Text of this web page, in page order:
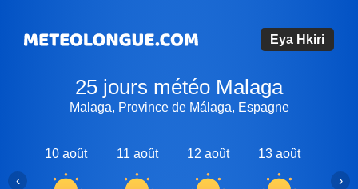
Eya Hkiri
25 jours météo Malaga
Malaga, Province de Málaga, Espagne
10 août 11 août 12 août 13 août
‹ ›